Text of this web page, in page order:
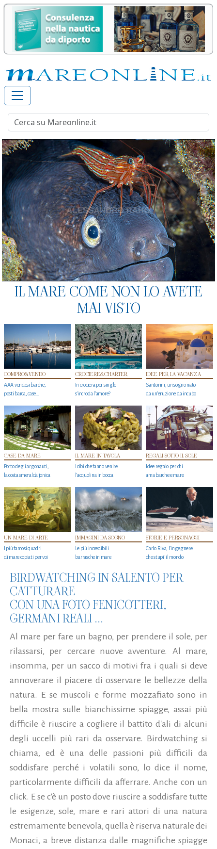
IL MARE COME NON LO AVETE
MAI VISTO
COMPRO&VENDO
AAA vendesi barche,
posti barca, case…
CROCIERE&CHARTER
In crociera per single
s'incrocia l’amore?
IDEE PER LA VACANZA
Santorini, un sogno nato
da un’eruzione da incubo
CASE DA MARE
Porto degli argonauti,
la costa smeralda jonica
IL MARE IN TAVOLA
I cibi che fanno venire
l’acquolina in bocca
REGALI SOTTO IL SOLE
Idee regalo per chi
ama barche e mare
UN MARE DI ARTE
I più famosi quadri
di mare copiati per voi
IMMAGINI DA SOGNO
Le più incredibili
burrasche in mare
STORIE E PERSONAGGI
Carlo Riva, l’ingegnere
che stupi' il mondo
BIRDWATCHING IN SALENTO PER
CATTURARE
CON UNA FOTO FENICOTTERI,
GERMANI REALI ...
Al mare per fare un bagno, per prendere il sole, per
rilassarsi, per cercare nuove avventure. Al mare,
insomma, per un sacco di motivi fra i quali si deve
annoverare il piacere di osservare le bellezze della
natura. E se muscoli e forme mozzafiato sono in
bella mostra sulle bianchissime spiagge, assai più
difficile è riuscire a cogliere il battito d'ali di alcuni
degli uccelli più rari da osservare. Birdwatching si
chiama, ed è una delle passioni più difficili da
soddisfare perché i volatili sono, lo dice il nome,
particolarmente difficili da afferrare. Anche con un
click. E se c'è un posto dove riuscire a soddisfare tutte
le esigenze, sole, mare e rari attori di una natura
estremamente benevola, quella è riserva naturale dei
Monaci, a breve distanza dalle magnifiche spiagge